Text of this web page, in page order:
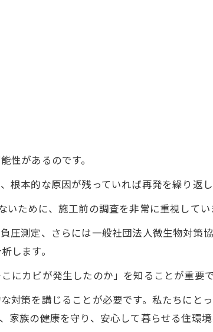
性があるのです。
本的な原因が残っていれば再発を繰り返し
ために、施工前の調査を非常に重視してい
圧測定、さらには一般社団法人微生物対策
します。
カビが発生したのか」を知ることが重要で
策を講じることが必要です。私たちにと
族の健康を守り、安心して暮らせる住環